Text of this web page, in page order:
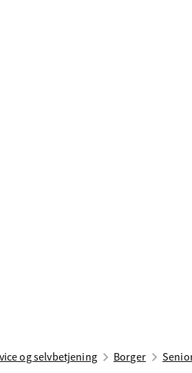
og selvbetjening Borger